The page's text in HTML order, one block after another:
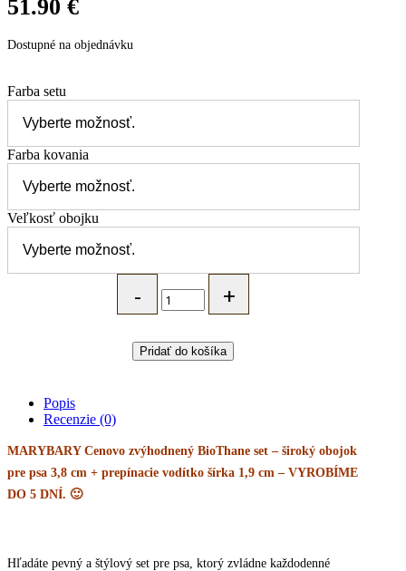
51.90 €
Dostupné na objednávku
Farba setu
Farba kovania
Veľkosť obojku
BioThane
prepínací
vodeodolné
obojok
pre
psa
Pridať do košíka
Popis
Recenzie (0)
MARYBARY Cenovo zvýhodnený BioThane set – široký obojok
pre psa 3,8 cm + prepínacie vodítko šírka 1,9 cm – VYROBÍME
DO 5 DNÍ. 🙂
Hľadáte pevný a štýlový set pre psa, ktorý zvládne každodenné